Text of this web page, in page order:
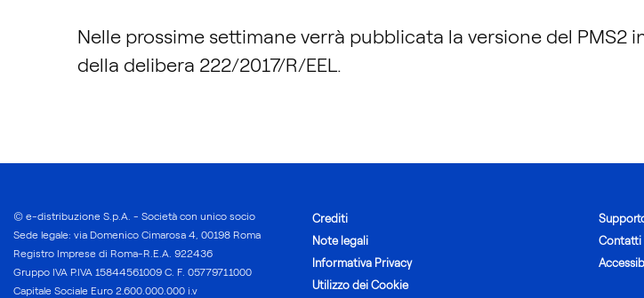
Nelle prossime settimane verrà pubblicata la versione del
della delibera 222/2017/R/EEL.
© e-distribuzione S.p.A. - Società con unico socio
Sede legale: via Domenico Cimarosa 4, 00198 Roma
Registro Imprese di Roma-R.E.A. 922436
Gruppo IVA P.IVA 15844561009 C. F. 05779711000
Capitale Sociale Euro 2.600.000.000 i.v
Crediti
Note legali
Informativa Privacy
Utilizzo dei Cookie
Contatti